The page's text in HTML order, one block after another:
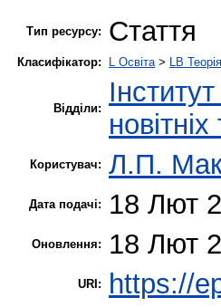
Тип ресурсу: Стаття
Класифікатор: L Освіта> LB
Відділи:
Користувач: Л.П.
Дата подачі: 18 Лют
Оновлення: 18 Лют
URI: https://